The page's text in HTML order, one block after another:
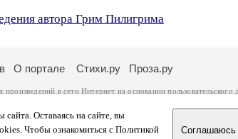
автора Грим Пилигрима
Оставаясь на сайте, вы
Чтобы ознакомиться с Политикой
Соглашаюсь
О портале Стихи.ру Проза.ру
произведений в сети Интернет на основаниипользовательского
только с согласия его автора, к которому вы можете
законодательства Российской Федерации.
более подробнуюинформацию о портале связаться с